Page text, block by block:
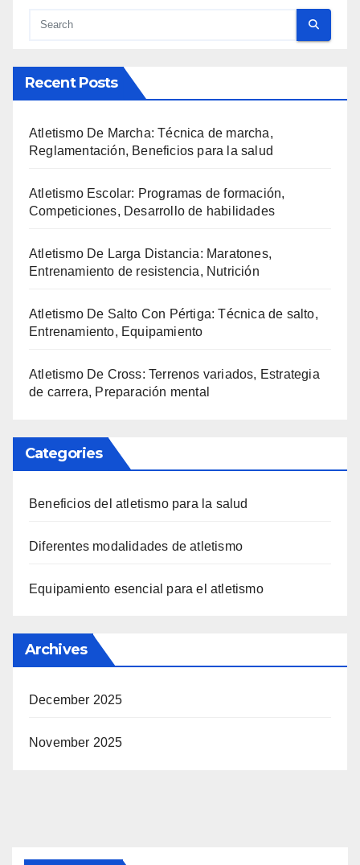
Recent Posts
Atletismo De Marcha: Técnica de marcha,
Reglamentación, Beneficios para la salud
Atletismo Escolar: Programas de formación,
Competiciones, Desarrollo de habilidades
Atletismo De Larga Distancia: Maratones,
Entrenamiento de resistencia, Nutrición
Atletismo De Salto Con Pértiga: Técnica de salto,
Entrenamiento, Equipamiento
Atletismo De Cross: Terrenos variados, Estrategia
de carrera, Preparación mental
Categories
Beneficios del atletismo para la salud
Diferentes modalidades de atletismo
Equipamiento esencial para el atletismo
Archives
December 2025
November 2025